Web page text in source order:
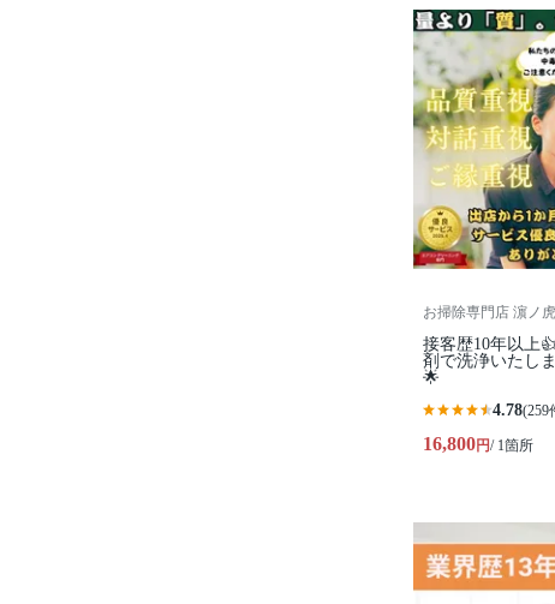
お掃除専門店 濵ノ
接客歴10年以上
剤で洗浄いたし
🌟
4.78(259
16,800円/ 1箇所